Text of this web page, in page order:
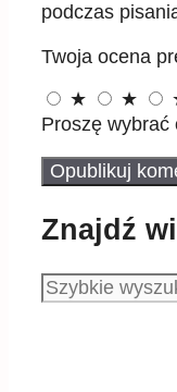
podczas
Twoja ocena
★
★
Proszę wybrać
Znajdź
Szukaj: